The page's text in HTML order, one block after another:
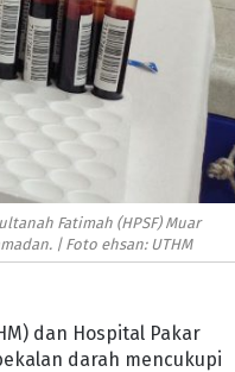
Fatimah (HPSF) Muar
| Foto ehsan: UTHM
dan Hospital Pakar
darah mencukupi